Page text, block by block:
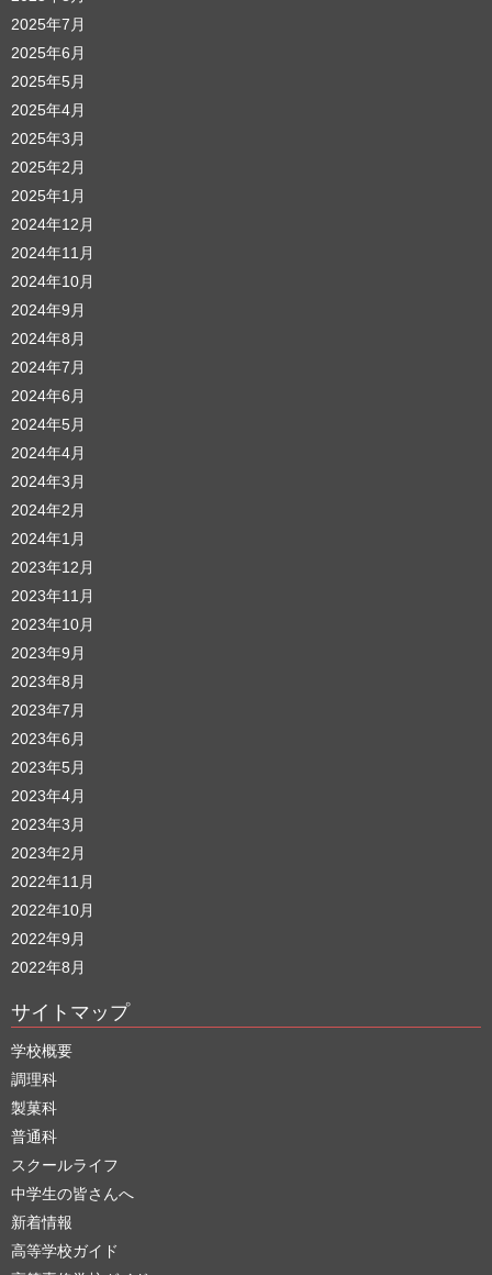
2025年7月
2025年6月
2025年5月
2025年4月
2025年3月
2025年2月
2025年1月
2024年12月
2024年11月
2024年10月
2024年9月
2024年8月
2024年7月
2024年6月
2024年5月
2024年4月
2024年3月
2024年2月
2024年1月
2023年12月
2023年11月
2023年10月
2023年9月
2023年8月
2023年7月
2023年6月
2023年5月
2023年4月
2023年3月
2023年2月
2022年11月
2022年10月
2022年9月
2022年8月
サイトマップ
学校概要
調理科
製菓科
普通科
スクールライフ
中学生の皆さんへ
新着情報
高等学校ガイド